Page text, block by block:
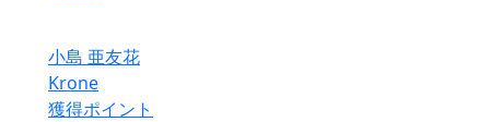
小島 亜友花
Krone
獲得ポイント